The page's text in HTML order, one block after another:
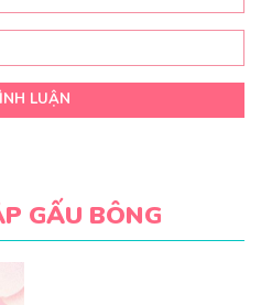
phẩm
LUẬN
GẤU BÔNG